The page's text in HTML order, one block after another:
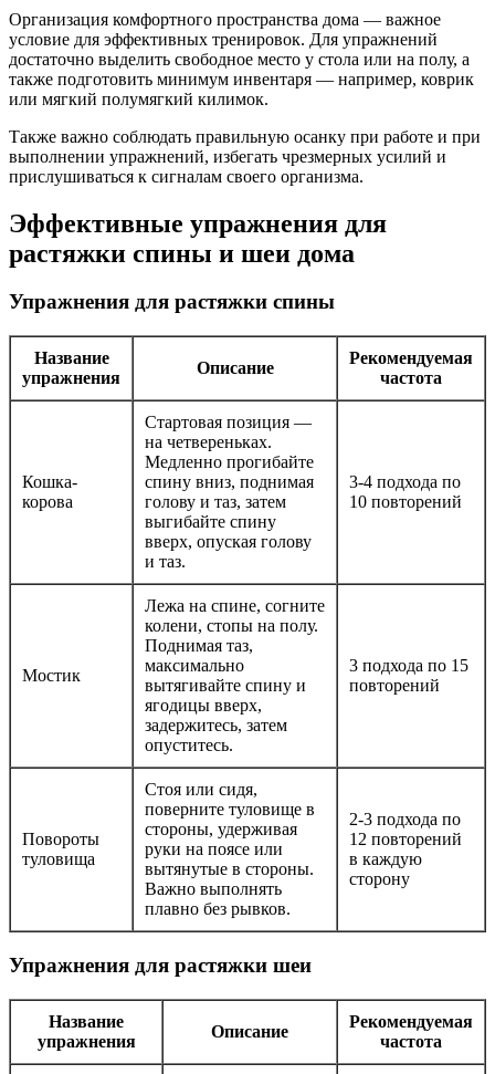
Организация комфортного пространства дома — важное
условие для эффективных тренировок. Для упражнений
достаточно выделить свободное место у стола или на полу, а
также подготовить минимум инвентаря — например, коврик
или мягкий полумягкий килимок.
Также важно соблюдать правильную осанку при работе и при
выполнении упражнений, избегать чрезмерных усилий и
прислушиваться к сигналам своего организма.
Эффективные упражнения для
растяжки спины и шеи дома
Упражнения для растяжки спины
Название
упражнения
Описание
Рекомендуемая
частота
Кошка-
корова
Стартовая позиция —
на четвереньках.
Медленно прогибайте
спину вниз, поднимая
голову и таз, затем
выгибайте спину
вверх, опуская голову
и таз.
3-4 подхода по
10 повторений
Мостик
Лежа на спине, согните
колени, стопы на полу.
Поднимая таз,
максимально
вытягивайте спину и
ягодицы вверх,
задержитесь, затем
опуститесь.
3 подхода по 15
повторений
Повороты
туловища
Стоя или сидя,
поверните туловище в
стороны, удерживая
руки на поясе или
вытянутые в стороны.
Важно выполнять
плавно без рывков.
2-3 подхода по
12 повторений
в каждую
сторону
Упражнения для растяжки шеи
Название
упражнения
Описание
Рекомендуемая
частота